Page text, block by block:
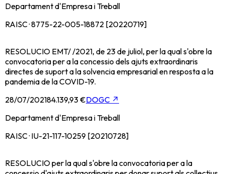
Departament d'Empresa i Treball
RAISC · 8775-22-005-18872 [20220719]
RESOLUCIO EMT/ /2021, de 23 de juliol, per la qual s'obre la
convocatoria per a la concessio dels ajuts extraordinaris
directes de suport a la solvencia empresarial en resposta a la
pandemia de la COVID-19.
28/07/202184.139,93 €DOGC ↗
Departament d'Empresa i Treball
RAISC · IU-21-117-10259 [20210728]
RESOLUCIO per la qual s'obre la convocatoria per a la